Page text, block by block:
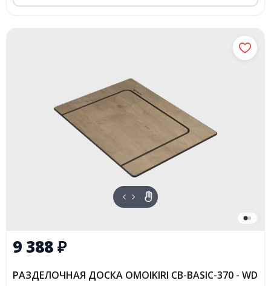
9 388₽
РАЗДЕЛОЧНАЯ ДОСКА OMOIKIRI CB-BASIC-370 - WD